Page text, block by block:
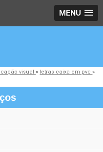
MENU
visual» letras caixa em pvc»